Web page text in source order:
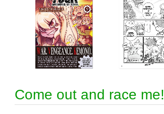
Come out and race me!